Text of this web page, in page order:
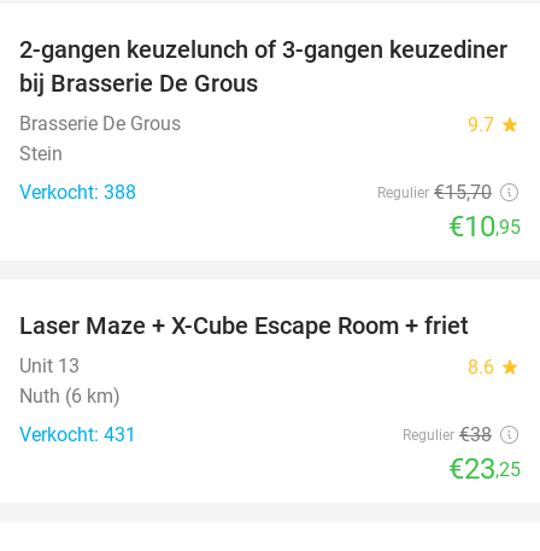
30%
2-gangen keuzelunch of 3-gangen keuzediner
bij Brasserie De Grous
Brasserie De Grous 9.7 star
Stein
Verkocht: 388
Regulier €15,70
€10,95
39%
Laser Maze + X-Cube Escape Room + friet
Unit 13 8.6 star
Nuth (6 km)
Verkocht: 431
Regulier €38
€23,25